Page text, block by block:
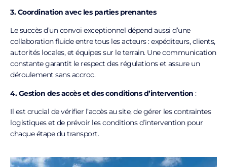
3. Coordination avec les parties prenantes
Le succès d’un convoi exceptionnel dépend aussi d’une
collaboration fluide entre tous les acteurs : expéditeurs, clients,
autorités locales, et équipes sur le terrain. Une communication
constante garantit le respect des régulations et assure un
déroulement sans accroc.
4. Gestion des accès et des conditions d’intervention :
Il est crucial de vérifier l’accès au site, de gérer les contraintes
logistiques et de prévoir les conditions d’intervention pour
chaque étape du transport.